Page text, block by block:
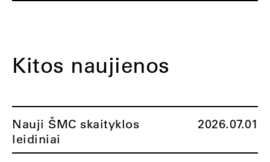
Kitos naujienos
Nauji ŠMC skaityklos
leidiniai
2026.07.01